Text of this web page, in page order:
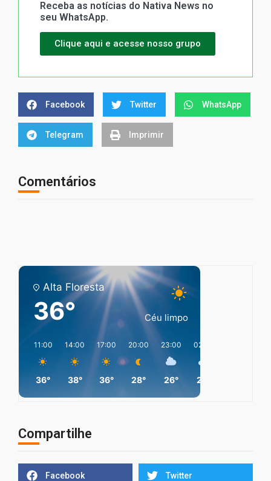
Receba as notícias do Nativa News no
seu WhatsApp.
Clique aqui e acesse nosso grupo
Facebook Twitter WhatsApp
Telegram Imprimir
Comentários
Alta Floresta
36° Céu limpo
11:00
36°
14:00
38°
17:00
36°
20:00
28°
23:00
26°
02:00
26°
Compartilhe
Facebook Twitter